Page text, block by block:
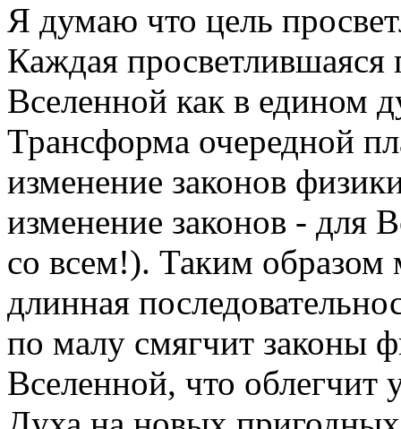
Я думаю что цель
Каждая просветлившаяся
Вселенной как в едином
Трансформа очередной
изменение законов
изменение законов - для
со всем!). Таким
длинная
по малу смягчит законы
Вселенной, что облегчит